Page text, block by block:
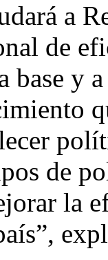
a
de
base y
de
la